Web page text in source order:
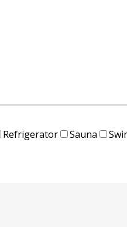
Refrigerator Sauna